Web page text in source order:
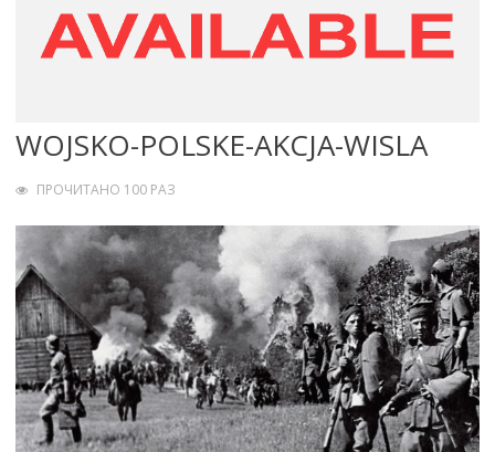
WOJSKO-POLSKE-AKCJA-WISLA
ПРОЧИТАНО 100 РАЗ